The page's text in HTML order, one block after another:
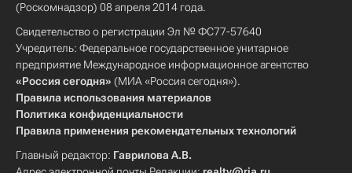
(Роскомнадзор) 08 апреля 2014 года.
Свидетельство о регистрации Эл № ФС77-57640
Учредитель: Федеральное государственное унитарное
предприятие Международное информационное агентство
«Россия сегодня» (МИА «Россия сегодня»).
Правила использования материалов
Политика конфиденциальности
Правила применения рекомендательных технологий
Главный редактор: Гаврилова А.В.